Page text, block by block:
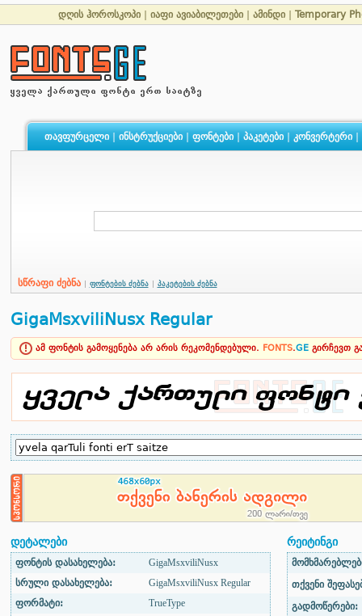
დღის ჰოროსკოპი იაფი ავიაბილეთები ამინდი Temporary
თავფურცელი| ინსტრუქციები| ფონტები| პაკეტები| კონვერტერი|
სწრაფი ძებნა ფონტების ძებნა პაკეტების ძებნა
GigaMsxviliNusx Regular
ამ ფონტის გამოყენება არ არის რეკომენდებული. FONTS.GE გირჩევთ
დეტალები
ფონტის დასახელება:
GigaMsxviliNusx
სრული დასახელება:
GigaMsxviliNusx Regular
ფორმატი:
TrueType
რეიტინგი
თქვენი
გადმოწერები: